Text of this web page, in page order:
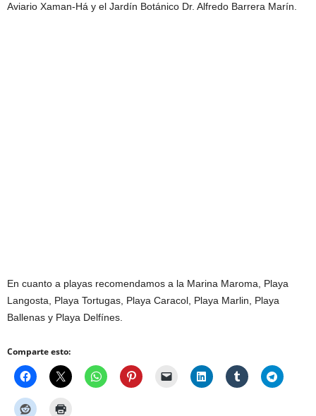
Aviario Xaman-Há y el Jardín Botánico Dr. Alfredo Barrera Marín.
En cuanto a playas recomendamos a la Marina Maroma, Playa
Langosta, Playa Tortugas, Playa Caracol, Playa Marlin, Playa
Ballenas y Playa Delfínes.
Comparte esto: